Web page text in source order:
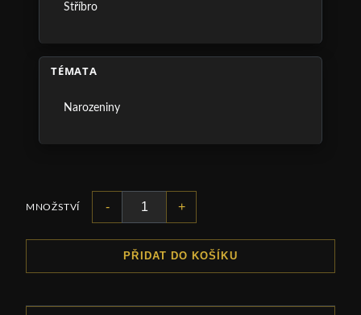
Stříbro
TÉMATA
Narozeniny
MNOŽSTVÍ - +
PŘIDAT DO KOŠÍKU